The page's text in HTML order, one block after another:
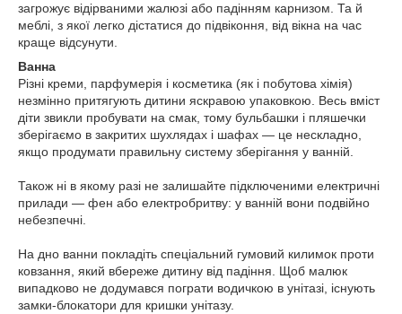
загрожує відірваними жалюзі або падінням карнизом. Та й
меблі, з якої легко дістатися до підвіконня, від вікна на час
краще відсунути.
Ванна
Різні креми, парфумерія і косметика (як і побутова хімія)
незмінно притягують дитини яскравою упаковкою. Весь вміст
діти звикли пробувати на смак, тому бульбашки і пляшечки
зберігаємо в закритих шухлядах і шафах — це нескладно,
якщо продумати правильну систему зберігання у ванній.
Також ні в якому разі не залишайте підключеними електричні
прилади — фен або електробритву: у ванній вони подвійно
небезпечні.
На дно ванни покладіть спеціальний гумовий килимок проти
ковзання, який вбереже дитину від падіння. Щоб малюк
випадково не додумався пограти водичкою в унітазі, існують
замки-блокатори для кришки унітазу.